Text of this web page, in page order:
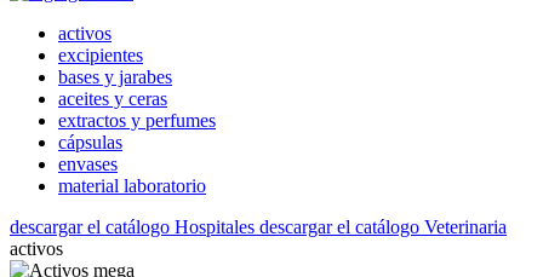
activos
excipientes
bases y jarabes
aceites y ceras
extractos y perfumes
cápsulas
envases
material laboratorio
descargar el catálogo Hospitales descargar el catálogo Veterinaria
activos